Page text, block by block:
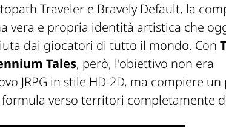
Traveler e Bravely Default, la
vera e propria identità artistica che
dai giocatori di tutto il mondo. Con
Tales, però, l'obiettivo non era
JRPG in stile HD-2D, ma compiere un
verso territori completamente